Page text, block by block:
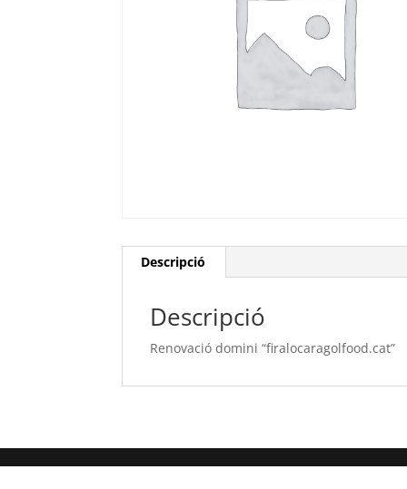
Descripció
Descripció
Renovació domini “firalocaragolfood.cat”